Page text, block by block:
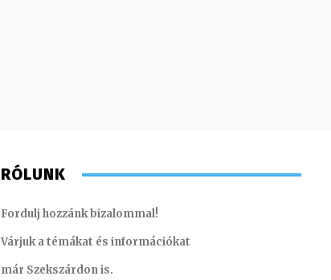
RÓLUNK
Fordulj hozzánk bizalommal!
Várjuk a témákat és információkat
már Szekszárdon is.